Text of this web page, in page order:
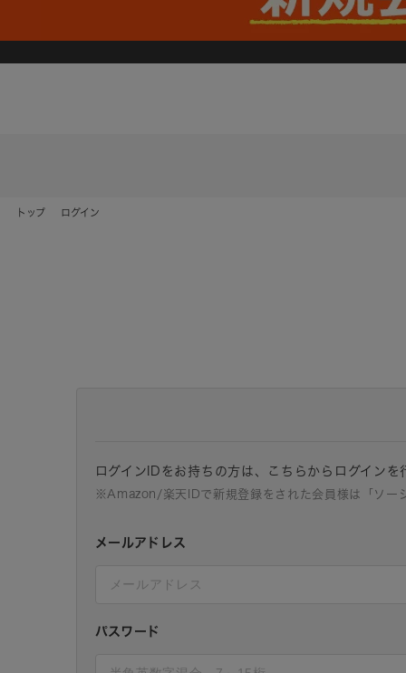
トップ ログイン
ログインIDをお持ちの方は、こちらからログインを
※Amazon/楽天IDで新規登録をされた会員様は「ソー
メールアドレス
パスワード